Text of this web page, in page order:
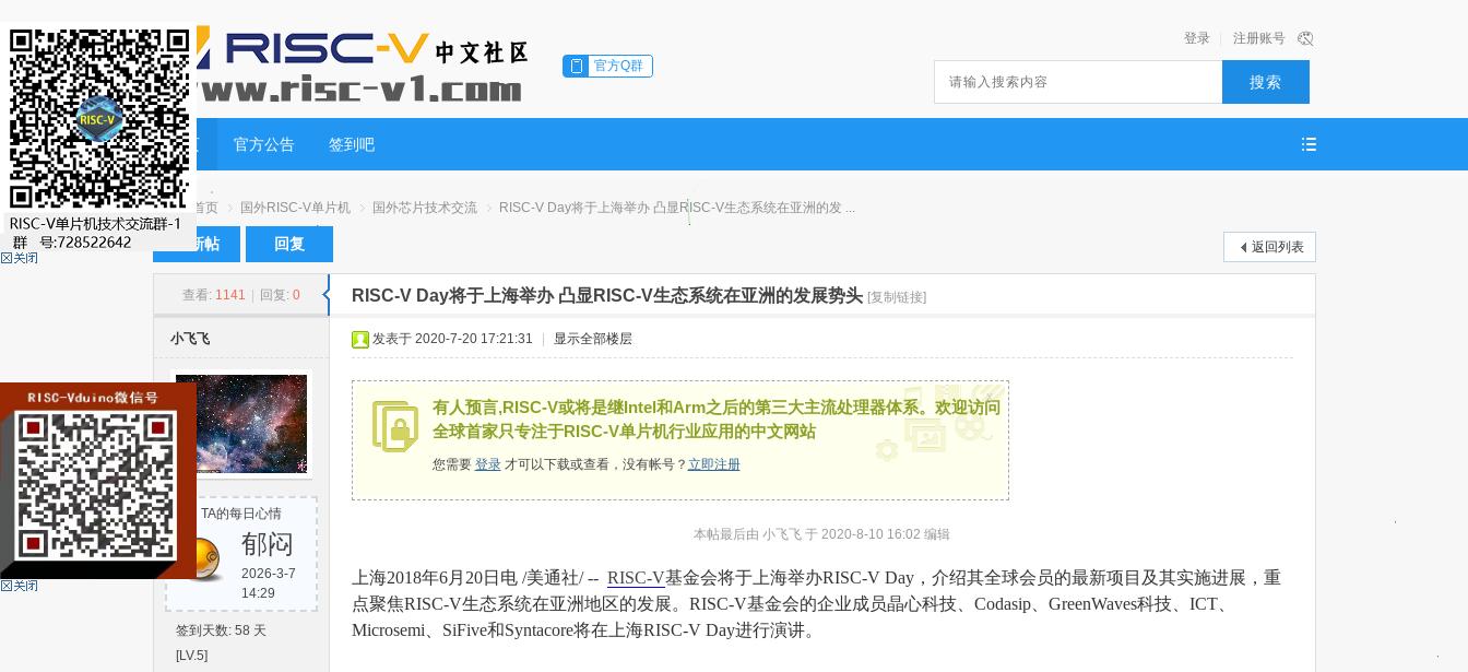
官方Q群
注册账号
登录
搜索
首页 官方公告 签到吧
S
首页
›
国外RISC-V单片机
›
国外芯片技术交流 RISC-V Day将于上海举办 凸显RISC-V生态系统在亚洲的发 ...
返回列表
发新帖 回复
查看: 1141 回复: 0 RISC-V Day将于上海举办 凸显RISC-V生态系统在亚洲的发展势头 [复制链接]
小飞飞
TA的每日心情
郁闷
2026-3-7
14:29
签到天数: 58 天
[LV.5]
发表于 2020-7-20 17:21:31 显示全部楼层
有人预言,RISC-V或将是继Intel和Arm之后的第三大主流处理器体系。欢迎访问
全球首家只专注于RISC-V单片机行业应用的中文网站
您需要 登录才可以下载或查看，没有帐号？ 立即注册
x
本帖最后由 小飞飞 于 2020-8-10 16:02 编辑
上海2018年6月20日电 /美通社/ -- RISC-V基金会将于上海举办RISC-V Day，介绍其全球会员的最新项目及其实施进展，重
点聚焦RISC-V生态系统在亚洲地区的发展。RISC-V基金会的企业成员晶心科技、Codasip、GreenWaves科技、ICT、
Microsemi、SiFive和Syntacore将在上海RISC-V Day进行演讲。